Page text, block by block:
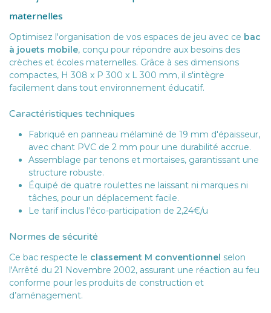
maternelles
Optimisez l'organisation de vos espaces de jeu avec ce bac
à jouets mobile, conçu pour répondre aux besoins des
crèches et écoles maternelles. Grâce à ses dimensions
compactes, H 308 x P 300 x L 300 mm, il s'intègre
facilement dans tout environnement éducatif.
Caractéristiques techniques
Fabriqué en panneau mélaminé de 19 mm d'épaisseur,
avec chant PVC de 2 mm pour une durabilité accrue.
Assemblage par tenons et mortaises, garantissant une
structure robuste.
Équipé de quatre roulettes ne laissant ni marques ni
tâches, pour un déplacement facile.
Le tarif inclus l'éco-participation de 2,24€/u
Normes de sécurité
Ce bac respecte le classement M conventionnel selon
l'Arrêté du 21 Novembre 2002, assurant une réaction au feu
conforme pour les produits de construction et
d’aménagement.